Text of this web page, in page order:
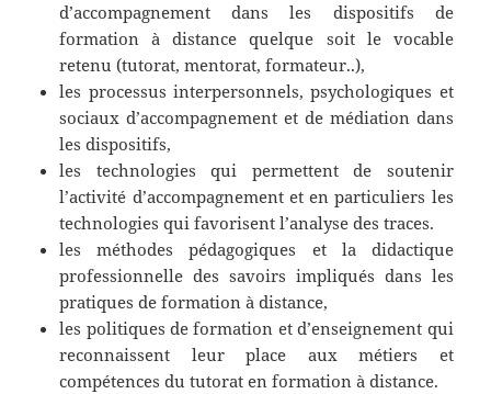
d’accompagnement dans les dispositifs de
formation à distance quelque soit le vocable
retenu (tutorat, mentorat, formateur..),
les processus interpersonnels, psychologiques et
sociaux d’accompagnement et de médiation dans
les dispositifs,
les technologies qui permettent de soutenir
l’activité d’accompagnement et en particuliers les
technologies qui favorisent l’analyse des traces.
les méthodes pédagogiques et la didactique
professionnelle des savoirs impliqués dans les
pratiques de formation à distance,
les politiques de formation et d’enseignement qui
reconnaissent leur place aux métiers et
compétences du tutorat en formation à distance.